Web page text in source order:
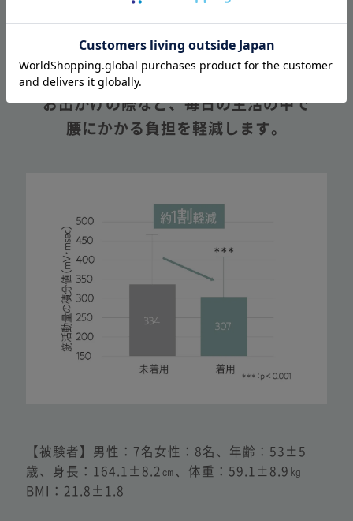
気にならない
長時間のデスクワークや運転、
お出かけの際など、毎日の生活の中で
腰にかかる負担を軽減します。
【被験者】男性：7名女性：8名、年齢：53±5
歳、 身長：164.1±8.2㎝、体重：59.1±8.9㎏
BMI：21.8±1.8